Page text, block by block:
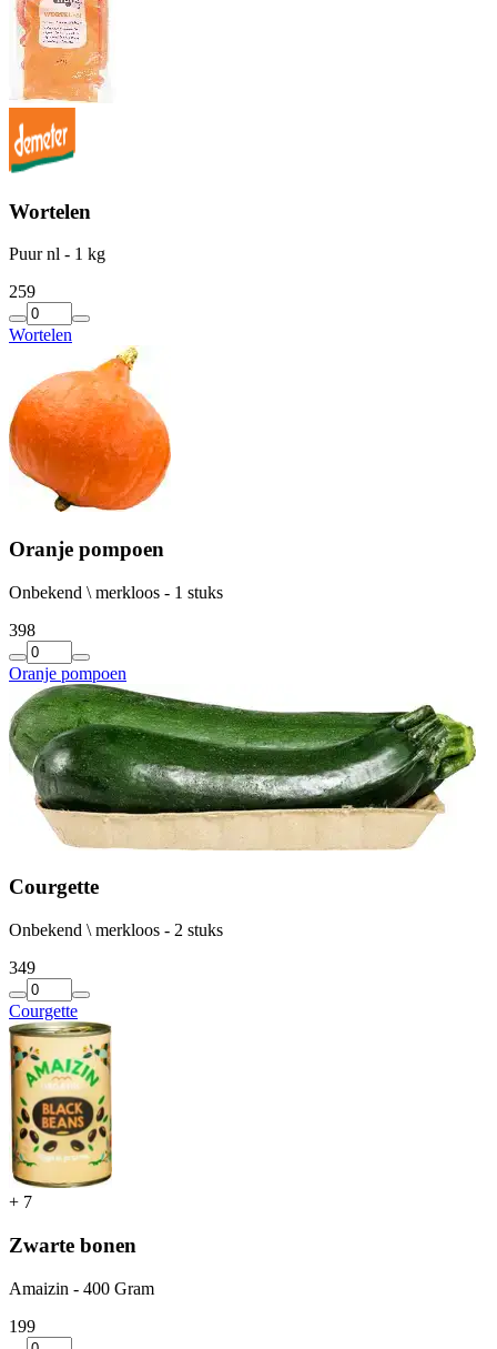
Wortelen
Puur nl - 1 kg
259
Wortelen
Oranje pompoen
Onbekend \ merkloos - 1 stuks
398
Oranje pompoen
Courgette
Onbekend \ merkloos - 2 stuks
349
Courgette
+ 7
Zwarte bonen
Amaizin - 400 Gram
199